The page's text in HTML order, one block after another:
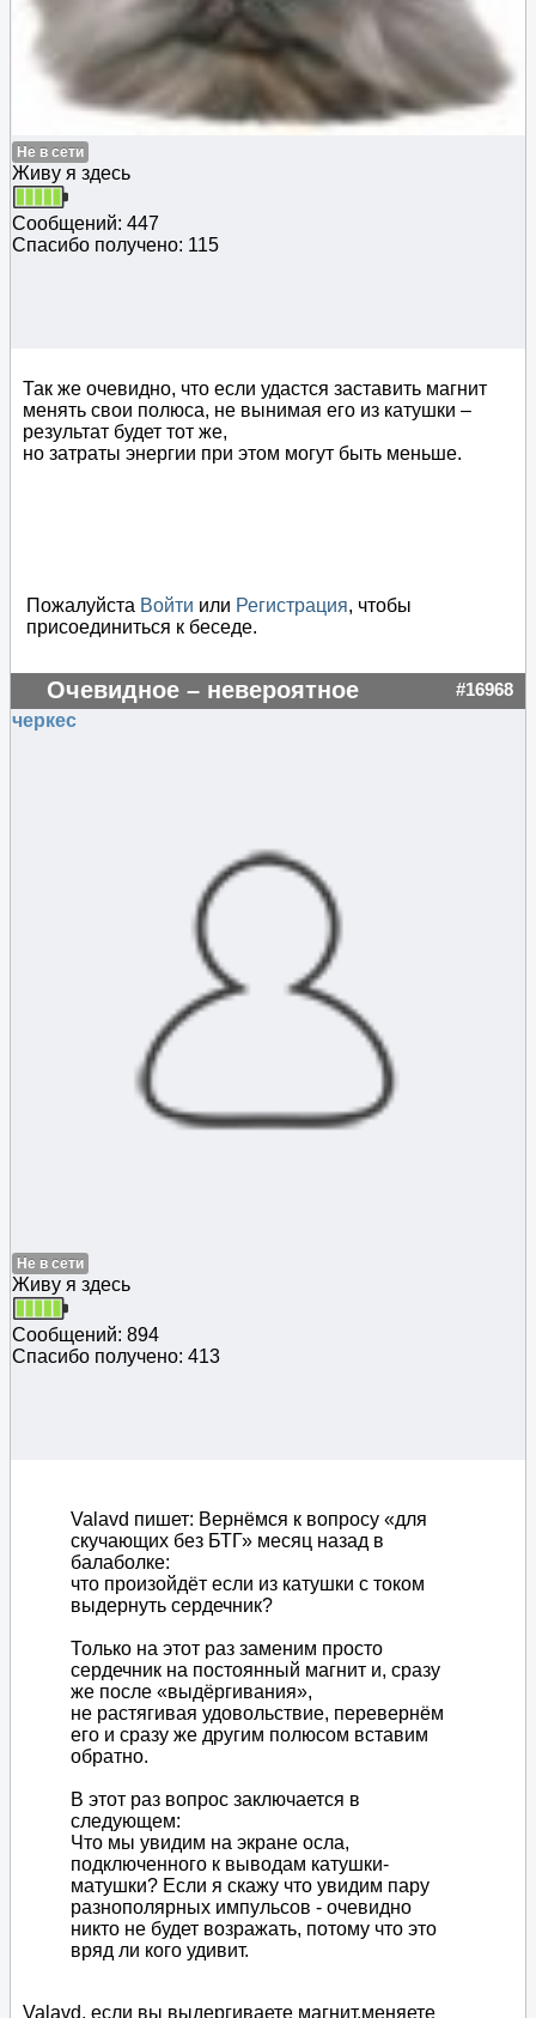
Не в сети
Живу я здесь
Сообщений: 447
Спасибо получено: 115
Так же очевидно, что если удастся заставить магнит
менять свои полюса, не вынимая его из катушки –
результат будет тот же,
но затраты энергии при этом могут быть меньше.
Пожалуйста Войти или Регистрация, чтобы
присоединиться к беседе.
Очевидное – невероятное #16968
черкес
Не в сети
Живу я здесь
Сообщений: 894
Спасибо получено: 413
Valavd пишет: Вернёмся к вопросу «для
скучающих без БТГ» месяц назад в
балаболке:
что произойдёт если из катушки с током
выдернуть сердечник?
Только на этот раз заменим просто
сердечник на постоянный магнит и, сразу
же после «выдёргивания»,
не растягивая удовольствие, перевернём
его и сразу же другим полюсом вставим
обратно.
В этот раз вопрос заключается в
следующем:
Что мы увидим на экране осла,
подключенного к выводам катушки-
матушки? Если я скажу что увидим пару
разнополярных импульсов - очевидно
никто не будет возражать, потому что это
вряд ли кого удивит.
Valavd, если вы выдергиваете магнит,меняете